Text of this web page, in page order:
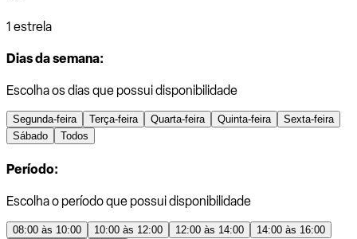
1 estrela
Dias da semana:
Escolha os dias que possui disponibilidade
Segunda-feira Terça-feira Quarta-feira Quinta-feira
Sexta-feira
Sábado
Todos
Período:
Escolha o período que possui disponibilidade
08:00 às 10:00 10:00 às 12:00 12:00 às 14:00
14:00 às 16:00